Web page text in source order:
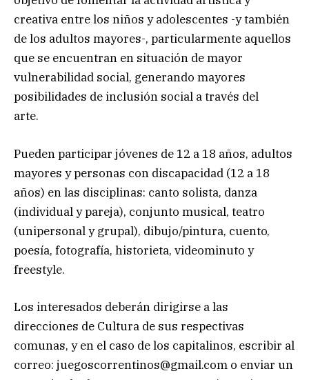
creativa entre los niños y adolescentes -y también
de los adultos mayores-, particularmente aquellos
que se encuentran en situación de mayor
vulnerabilidad social, generando mayores
posibilidades de inclusión social a través del
arte.
Pueden participar jóvenes de 12 a 18 años, adultos
mayores y personas con discapacidad (12 a 18
años) en las disciplinas: canto solista, danza
(individual y pareja), conjunto musical, teatro
(unipersonal y grupal), dibujo/pintura, cuento,
poesía, fotografía, historieta, videominuto y
freestyle.
Los interesados deberán dirigirse a las
direcciones de Cultura de sus respectivas
comunas, y en el caso de los capitalinos, escribir al
correo: juegoscorrentinos@gmail.com o enviar un